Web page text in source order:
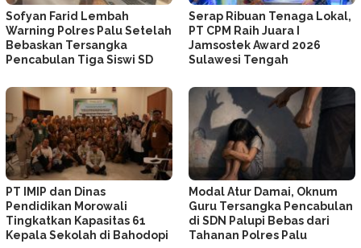
Sofyan Farid Lembah
Warning Polres Palu Setelah
Bebaskan Tersangka
Pencabulan Tiga Siswi SD
Serap Ribuan Tenaga Lokal,
PT CPM Raih Juara I
Jamsostek Award 2026
Sulawesi Tengah
PT IMIP dan Dinas
Pendidikan Morowali
Tingkatkan Kapasitas 61
Kepala Sekolah di Bahodopi
Modal Atur Damai, Oknum
Guru Tersangka Pencabulan
di SDN Palupi Bebas dari
Tahanan Polres Palu